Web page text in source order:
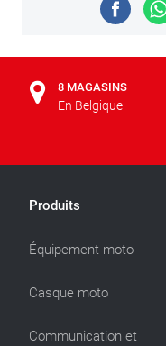
8 MAGASINS
En Belgique
Produits
Équipement moto
Casque moto
Communication et